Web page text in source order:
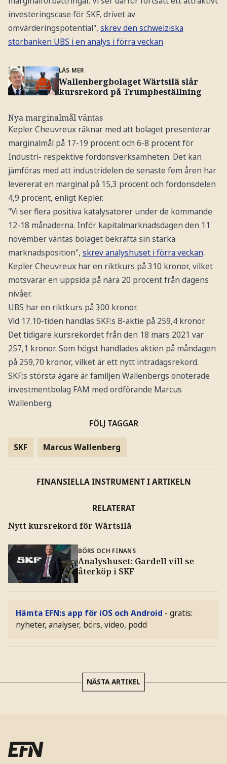
investeringscase för SKF, drivet av
omvärderingspotential", skrev den schweiziska
storbanken UBS i en analys i förra veckan.
LÄS MER
Wallenbergbolaget Wärtsilä slår
kursrekord på Trumpbeställning
Nya marginalmål väntas
Kepler Cheuvreux räknar med att bolaget presenterar
marginalmål på 17-19 procent och 6-8 procent för
Industri- respektive fordonsverksamheten. Det kan
jämföras med att industridelen de senaste fem åren har
levererat en marginal på 15,3 procent och fordonsdelen
4,9 procent, enligt Kepler.
"Vi ser flera positiva katalysatorer under de kommande
12-18 månaderna. Inför kapitalmarknadsdagen den 11
november väntas bolaget bekräfta sin starka
marknadsposition", skrev analyshuset i förra veckan.
Kepler Cheuvreux har en riktkurs på 310 kronor, vilket
motsvarar en uppsida på nära 20 procent från dagens
nivåer.
UBS har en riktkurs på 300 kronor.
Vid 17.10-tiden handlas SKF:s B-aktie på 259,4 kronor.
Det tidigare kursrekordet från den 18 mars 2021 var
257,1 kronor. Som högst handlades aktien på måndagen
på 259,70 kronor, vilket är ett nytt intradagsrekord.
SKF:s största ägare är familjen Wallenbergs onoterade
investmentbolag FAM med ordförande Marcus
Wallenberg.
FÖLJ TAGGAR
SKF Marcus Wallenberg
FINANSIELLA INSTRUMENT I ARTIKELN
RELATERAT
Nytt kursrekord för Wärtsilä
BÖRS OCH FINANS
Analyshuset: Gardell vill se
återköp i SKF
Hämta EFN:s app för iOS och Android - gratis:
nyheter, analyser, börs, video, podd
NÄSTA ARTIKEL